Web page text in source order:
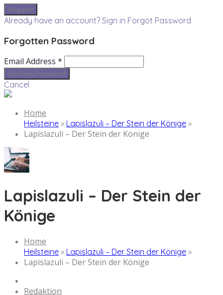
Already have an account? Sign in Forgot Password
Forgotten Password
Email Address *
Cancel
Home
Heilsteine » Lapislazuli – Der Stein der Könige »
Lapislazuli – Der Stein der Könige
Lapislazuli – Der Stein der
Könige
Home
Heilsteine » Lapislazuli – Der Stein der Könige »
Lapislazuli – Der Stein der Könige
Redaktion